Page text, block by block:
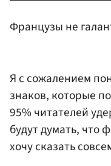
Французы не
Я с сожалением
знаков, которые
95% читателей
будут думать, что
хочу сказать